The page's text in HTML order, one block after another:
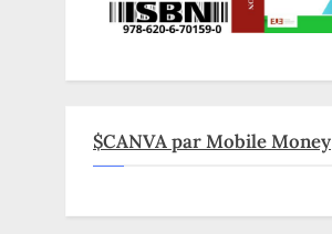
$CANVA par Mobile Money